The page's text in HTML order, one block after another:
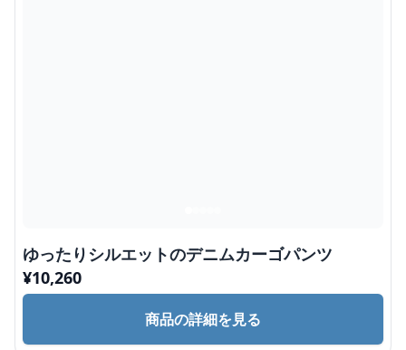
ゆったりシルエットのデニムカーゴパンツ
¥10,260
商品の詳細を見る